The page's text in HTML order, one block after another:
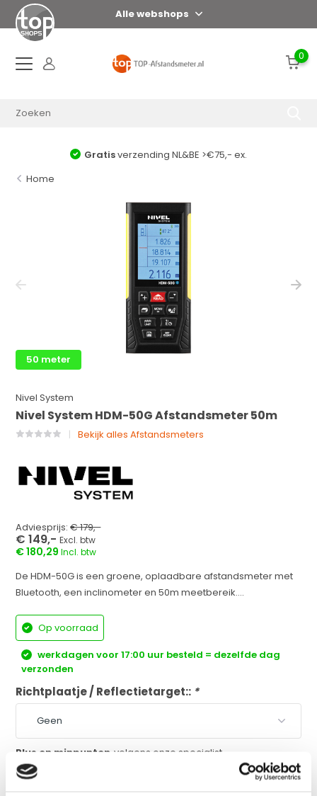
Alle webshops
0
Gratisverzending NL&BE >€75,- ex.
Home
50 meter
Nivel System
Nivel System HDM-50G Afstandsmeter 50m
Bekijk alles Afstandsmeters
Adviesprijs:€ 179,-
€ 149,-Excl. btw
€ 180,29Incl. btw
De HDM-50G is een groene, oplaadbare afstandsmeter met
Bluetooth, een inclinometer en 50m meetbereik....
Op voorraad
werkdagen voor 17:00 uur besteld = dezelfde dag
verzonden
Richtplaatje / Reflectietarget:: *
Plus en minpunten volgens onze specialist
Oplaadbaar (USB-C)